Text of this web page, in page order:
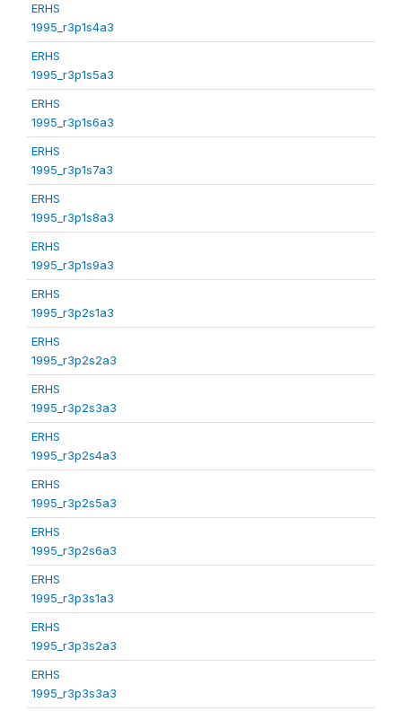
ERHS
1995_r3p1s4a3
ERHS
1995_r3p1s5a3
ERHS
1995_r3p1s6a3
ERHS
1995_r3p1s7a3
ERHS
1995_r3p1s8a3
ERHS
1995_r3p1s9a3
ERHS
1995_r3p2s1a3
ERHS
1995_r3p2s2a3
ERHS
1995_r3p2s3a3
ERHS
1995_r3p2s4a3
ERHS
1995_r3p2s5a3
ERHS
1995_r3p2s6a3
ERHS
1995_r3p3s1a3
ERHS
1995_r3p3s2a3
ERHS
1995_r3p3s3a3